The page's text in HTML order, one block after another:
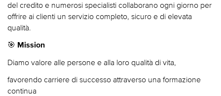
del credito e numerosi specialisti collaborano ogni giorno per
offrire ai clienti un servizio completo, sicuro e di elevata
qualità.
🎯 Mission
Diamo valore alle persone e alla loro qualità di vita,
favorendo carriere di successo attraverso una formazione
continua